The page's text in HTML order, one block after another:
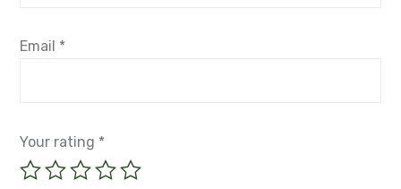
Email *
Your rating *